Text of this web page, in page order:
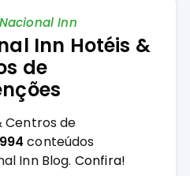
Inn
Inn Hotéis &
de
Centros de
conteúdos
Inn Blog. Confira!